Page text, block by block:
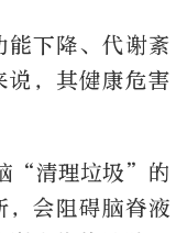
能下降、代谢紊
说，其健康危害
“清理垃圾”的
，会阻碍脑脊液